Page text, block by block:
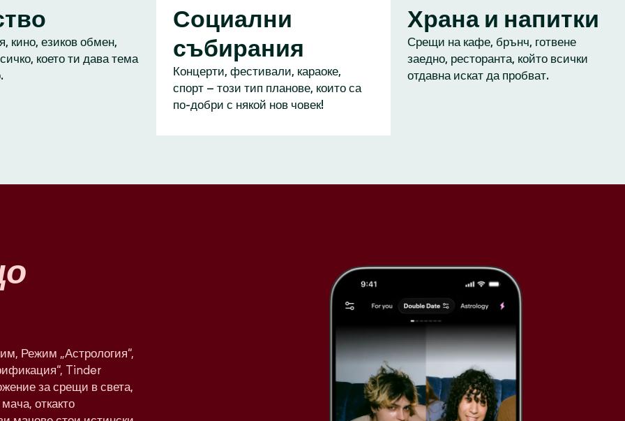
кино, езиков обмен,
което ти дава тема
Социални
събирания
Концерти, фестивали, караоке,
спорт – този тип планове, които са
по-добри с някой нов човек!
Храна и напитки
Срещи на кафе, брънч, готвене
заедно, ресторанта, който всички
отдавна искат да пробват.
Режим „Астрология“,
Tinder
за срещи в света,
откакто